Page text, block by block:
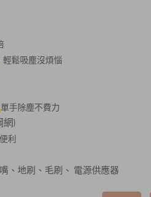
輕鬆吸塵沒煩惱
單手除塵不費力
網)
利
、地刷、毛刷、 電源供應器